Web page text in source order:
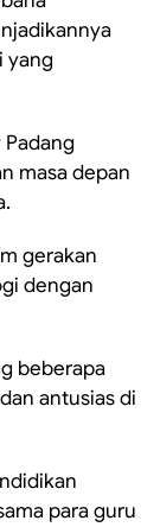
yang
masa depan
gerakan
dengan
beberapa
antusias di
para guru